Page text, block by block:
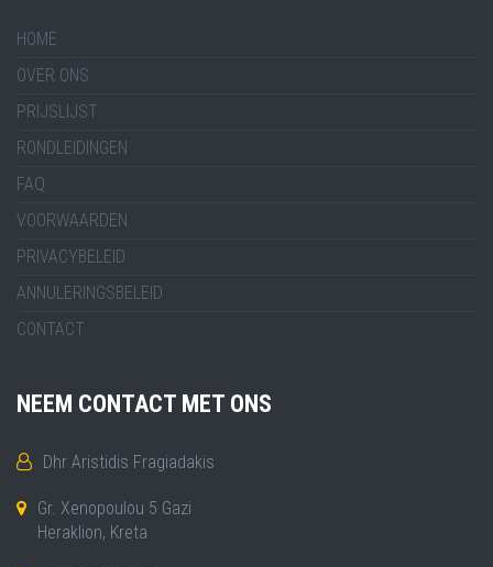
HOME
OVER ONS
PRIJSLIJST
RONDLEIDINGEN
FAQ
VOORWAARDEN
PRIVACYBELEID
ANNULERINGSBELEID
CONTACT
NEEM CONTACT MET ONS
Dhr Aristidis Fragiadakis
Gr. Xenopoulou 5 Gazi
Heraklion, Kreta